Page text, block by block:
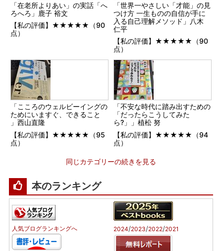
「在老所よりあい」の実話「へ
ろへろ」鹿子 裕文
【私の評価】★★★★★（90
点）
「世界一やさしい「才能」の見
つけ方 一生ものの自信が手に
入る自己理解メソッド」八木
仁平
【私の評価】★★★★★（90
点）
「こころのウェルビーイングの
ためにいますぐ、できること
」西山直隆
【私の評価】★★★★★（95
点）
「不安な時代に踏み出すための
「だったらこうしてみた
ら?」」植松 努
【私の評価】★★★★★（94
点）
同じカテゴリーの続きを見る
本のランキング
人気ブログランキングへ 2024/2023/2022/2021